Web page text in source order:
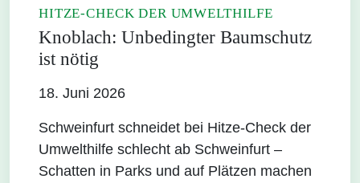
HITZE-CHECK DER UMWELTHILFE
Knoblach: Unbedingter Baumschutz
ist nötig
18. Juni 2026
Schweinfurt schneidet bei Hitze-Check der
Umwelthilfe schlecht ab Schweinfurt –
Schatten in Parks und auf Plätzen machen